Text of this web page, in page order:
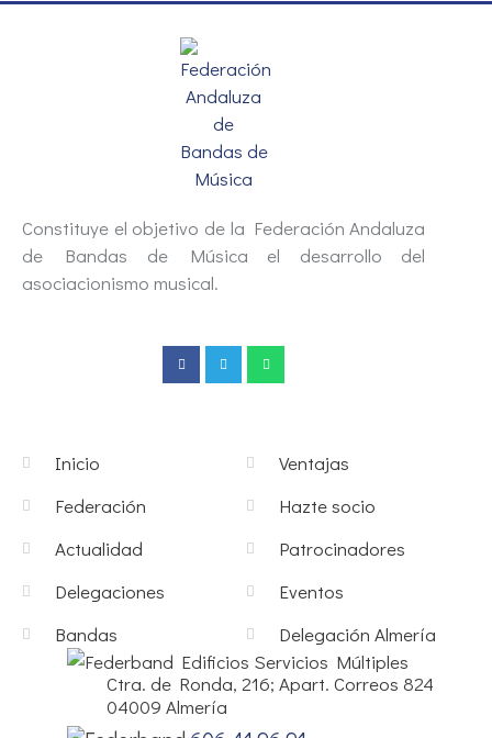
Constituye el objetivo de la Federación Andaluza
de Bandas de Música el desarrollo del
asociacionismo musical.
Inicio
Federación
Actualidad
Delegaciones
Bandas
Ventajas
Hazte socio
Patrocinadores
Eventos
Delegación Almería
Edificios Servicios Múltiples
Ctra. de Ronda, 216; Apart. Correos 824
04009 Almería